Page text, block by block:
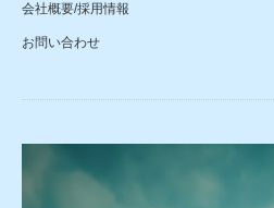
会社概要/採用情報
お問い合わせ